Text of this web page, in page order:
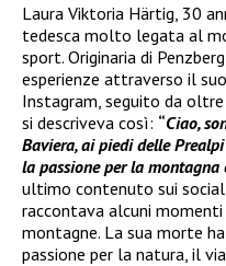
Laura Viktoria Härtig, 30
tedesca molto legata al
sport. Originaria di
esperienze attraverso il
Instagram, seguito da
si descriveva così: “Ciao,
Baviera, ai piedi delle
la passione per la
ultimo contenuto sui
raccontava alcuni
montagne. La sua morte
passione per la natura, il